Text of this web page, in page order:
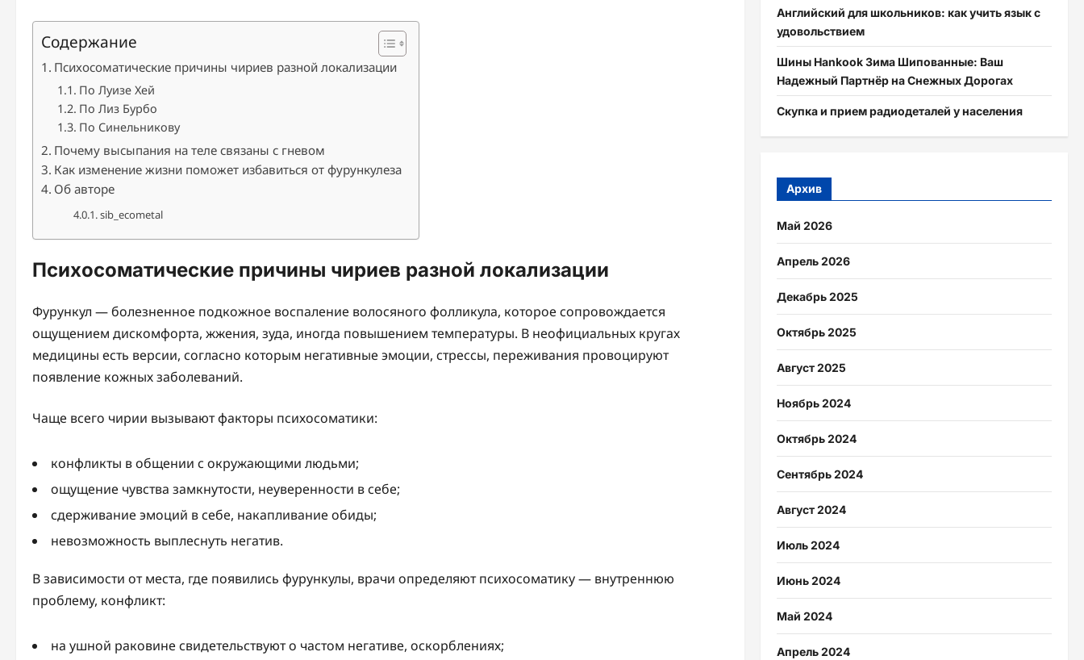
Содержание
Психосоматические причины чириев разной локализации
По Луизе Хей
По Лиз Бурбо
По Синельникову
Почему высыпания на теле связаны с гневом
Как изменение жизни поможет избавиться от фурункулеза
Об авторе
sib_ecometal
Психосоматические причины чириев разной локализации
Фурункул — болезненное подкожное воспаление волосяного фолликула, которое сопровождается
ощущением дискомфорта, жжения, зуда, иногда повышением температуры. В неофициальных кругах
медицины есть версии, согласно которым негативные эмоции, стрессы, переживания провоцируют
появление кожных заболеваний.
Чаще всего чирии вызывают факторы психосоматики:
конфликты в общении с окружающими людьми;
ощущение чувства замкнутости, неуверенности в себе;
сдерживание эмоций в себе, накапливание обиды;
невозможность выплеснуть негатив.
В зависимости от места, где появились фурункулы, врачи определяют психосоматику — внутреннюю
проблему, конфликт:
на ушной раковине свидетельствуют о частом негативе, оскорблениях;
Английский для школьников: как учить язык с
удовольствием
Шины Hankook Зима Шипованные: Ваш
Надежный Партнёр на Снежных Дорогах
Скупка и прием радиодеталей у населения
Архив
Май 2026
Апрель 2026
Декабрь 2025
Октябрь 2025
Август 2025
Ноябрь 2024
Октябрь 2024
Сентябрь 2024
Август 2024
Июль 2024
Июнь 2024
Май 2024
Апрель 2024